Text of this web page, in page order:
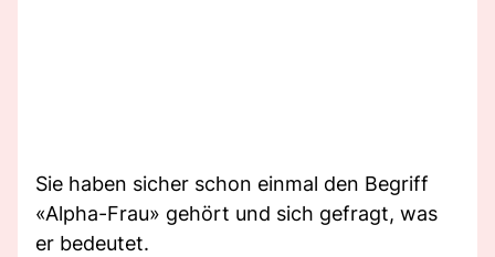
Sie haben sicher schon einmal den Begriff
«Alpha-Frau» gehört und sich gefragt, was
er bedeutet.